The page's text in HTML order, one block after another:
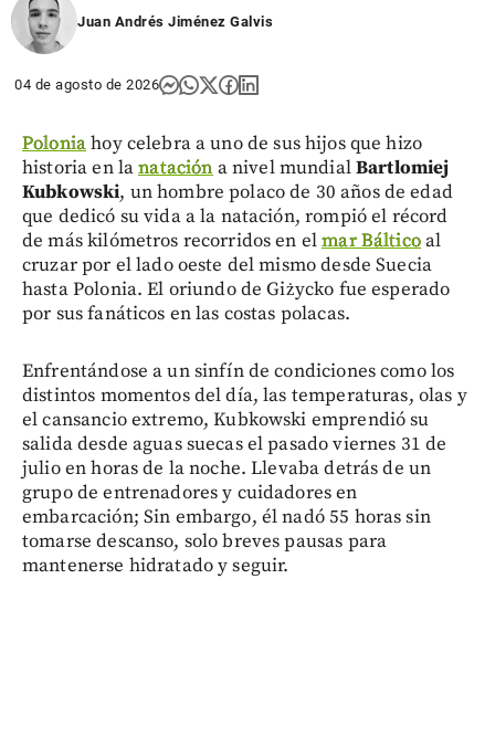
Juan Andrés Jiménez Galvis
04 de agosto de 2026
Poloniahoy celebra a uno de sus hijos que hizo
historia en lanatación a nivel mundialBartlomiej
Kubkowski, un hombre polaco de 30 años de edad
que dedicó su vida a la natación, rompió el récord
de más kilómetros recorridos en elmar Bálticoal
cruzar por el lado oeste del mismo desde Suecia
hasta Polonia. El oriundo de Giżycko fue esperado
por sus fanáticos en las costas polacas.
Enfrentándose a un sinfín de condiciones como los
distintos momentos del día, las temperaturas, olas y
el cansancio extremo, Kubkowski emprendió su
salida desde aguas suecas el pasado viernes 31 de
julio en horas de la noche. Llevaba detrás de un
grupo de entrenadores y cuidadores en
embarcación; Sin embargo, él nadó 55 horas sin
tomarse descanso, solo breves pausas para
mantenerse hidratado y seguir.